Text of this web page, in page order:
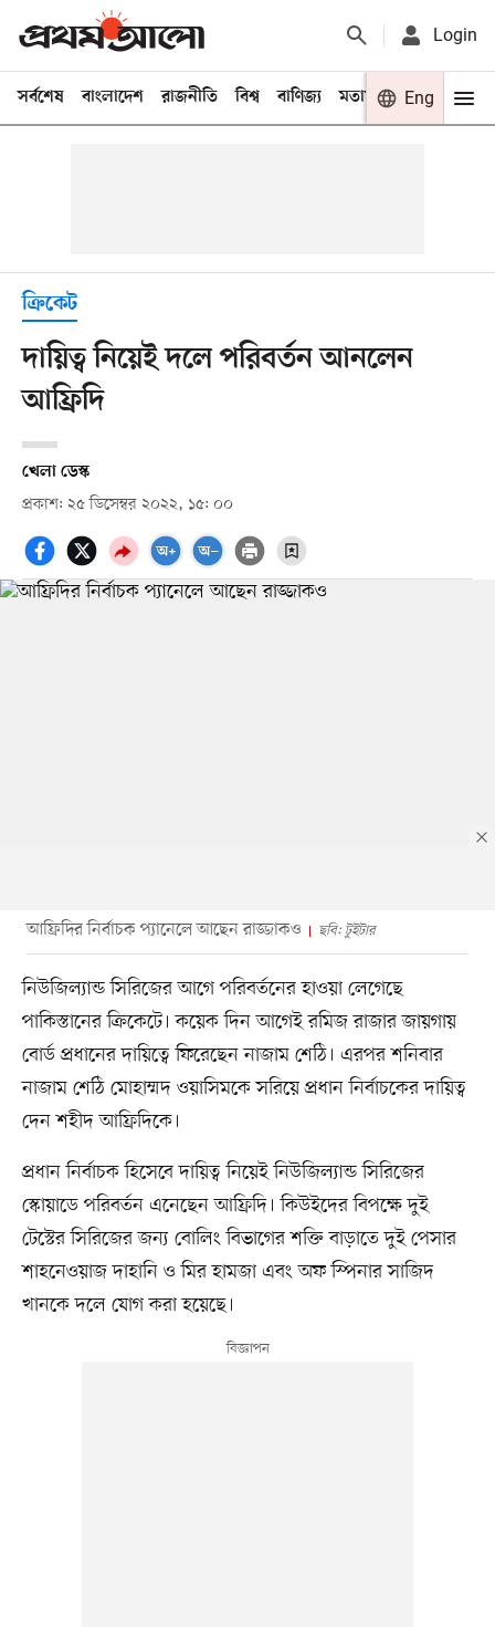
Login
সর্বশেষ বাংলাদেশ রাজনীতি বিশ্ব বাণিজ্য মতামত খেলা
Eng
ক্রিকেট
দায়িত্ব নিয়েই দলে পরিবর্তন আনলেন
আফ্রিদি
খেলা ডেস্ক
প্রকাশ: ২৫ ডিসেম্বর ২০২২, ১৫: ০০
আফ্রিদির নির্বাচক প্যানেলে আছেন রাজ্জাকও ছবি: টুইটার
নিউজিল্যান্ড সিরিজের আগে পরিবর্তনের হাওয়া লেগেছে
পাকিস্তানের ক্রিকেটে। কয়েক দিন আগেই রমিজ রাজার জায়গায়
বোর্ড প্রধানের দায়িত্বে ফিরেছেন নাজাম শেঠি। এরপর শনিবার
নাজাম শেঠি মোহাম্মদ ওয়াসিমকে সরিয়ে প্রধান নির্বাচকের দায়িত্ব
দেন শহীদ আফ্রিদিকে।
প্রধান নির্বাচক হিসেবে দায়িত্ব নিয়েই নিউজিল্যান্ড সিরিজের
স্কোয়াডে পরিবর্তন এনেছেন আফ্রিদি। কিউইদের বিপক্ষে দুই
টেস্টের সিরিজের জন্য বোলিং বিভাগের শক্তি বাড়াতে দুই পেসার
শাহনেওয়াজ দাহানি ও মির হামজা এবং অফ স্পিনার সাজিদ
খানকে দলে যোগ করা হয়েছে।